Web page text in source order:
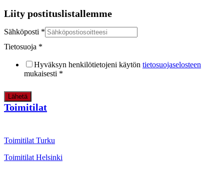
Liity postituslistallemme
Sähköposti *
Tietosuoja *
Hyväksyn henkilötietojeni käytön tietosuojaselosteen
mukaisesti *
Lähetä
Toimitilat
Toimitilat Turku
Toimitilat Helsinki